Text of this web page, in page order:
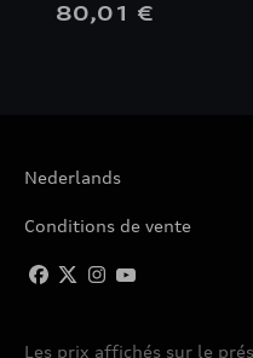
80,01 €
Nederlands
Conditions de vente
Les prix affichés sur le